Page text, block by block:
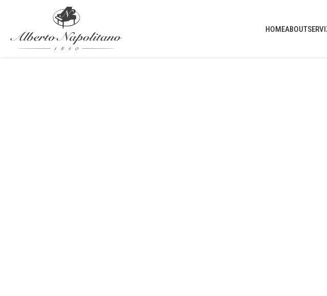
HOMEABOUT